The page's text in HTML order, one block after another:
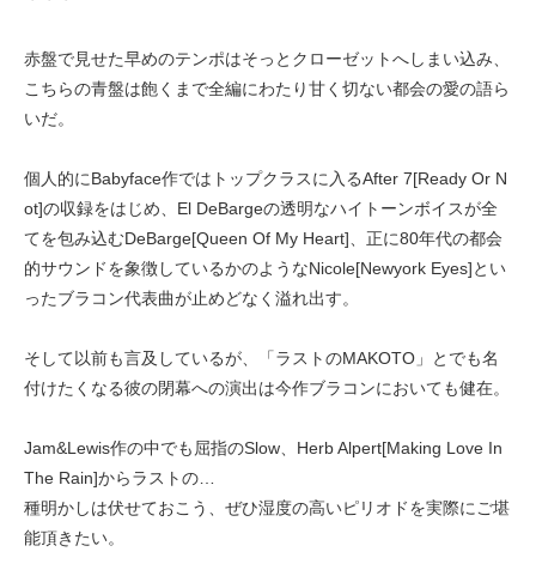
赤盤で見せた早めのテンポはそっとクローゼットへしまい込み、
こちらの青盤は飽くまで全編にわたり甘く切ない都会の愛の語ら
いだ。
個人的にBabyface作ではトップクラスに入るAfter 7[Ready Or N
ot]の収録をはじめ、El DeBargeの透明なハイトーンボイスが全
てを包み込むDeBarge[Queen Of My Heart]、正に80年代の都会
的サウンドを象徴しているかのようなNicole[Newyork Eyes]とい
ったブラコン代表曲が止めどなく溢れ出す。
そして以前も言及しているが、「ラストのMAKOTO」とでも名
付けたくなる彼の閉幕への演出は今作ブラコンにおいても健在。
Jam&Lewis作の中でも屈指のSlow、Herb Alpert[Making Love In
The Rain]からラストの…
種明かしは伏せておこう、ぜひ湿度の高いピリオドを実際にご堪
能頂きたい。